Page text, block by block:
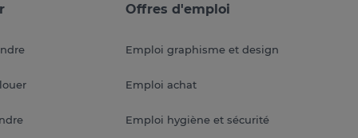
Offres d'emploi
Emploi graphisme et design
Emploi achat
Emploi hygiène et sécurité